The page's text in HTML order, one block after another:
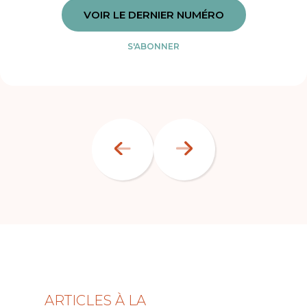
VOIR LE DERNIER NUMÉRO
S'ABONNER
ARTICLES À LA